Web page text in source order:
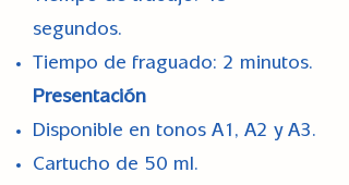
segundos.
Tiempo de fraguado: 2 minutos.
Presentación
Disponible en tonos A1, A2 y A3.
Cartucho de 50 ml.